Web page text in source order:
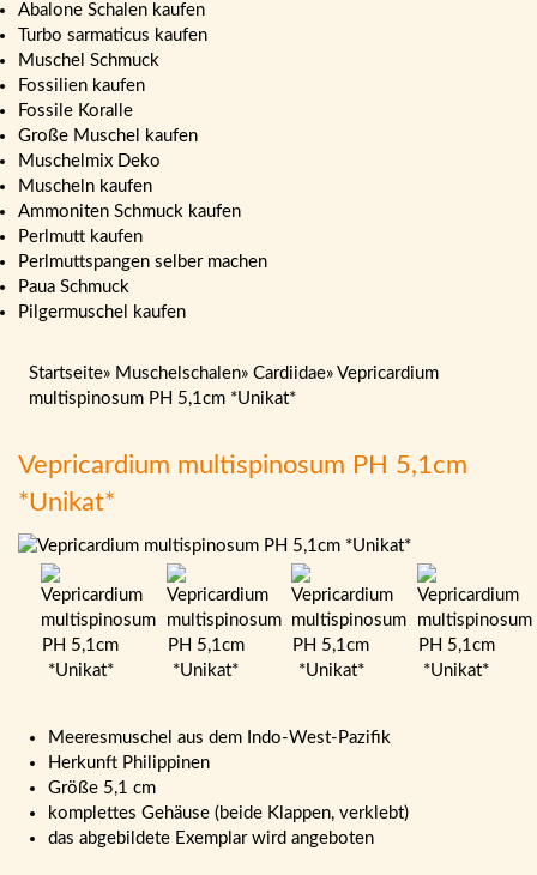
Abalone Schalen kaufen
Turbo sarmaticus kaufen
Muschel Schmuck
Fossilien kaufen
Fossile Koralle
Große Muschel kaufen
Muschelmix Deko
Muscheln kaufen
Ammoniten Schmuck kaufen
Perlmutt kaufen
Perlmuttspangen selber machen
Paua Schmuck
Pilgermuschel kaufen
Startseite» Muschelschalen» Cardiidae» Vepricardium
multispinosum PH 5,1cm *Unikat*
Vepricardium multispinosum PH 5,1cm
*Unikat*
Meeresmuschel aus dem Indo-West-Pazifik
Herkunft Philippinen
Größe 5,1 cm
komplettes Gehäuse (beide Klappen, verklebt)
das abgebildete Exemplar wird angeboten